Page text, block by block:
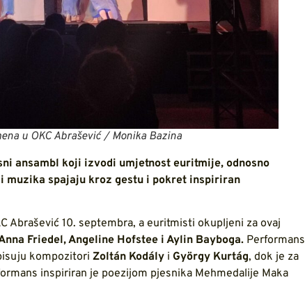
u OKC Abrašević / Monika Bazina
ansambl koji izvodi umjetnost euritmije, odnosno
muzika spajaju kroz gestu i pokret inspiriran
Abrašević 10. septembra, a euritmisti okupljeni za ovaj
Friedel, Angeline Hofstee i Aylin Bayboga. Performans
kompozitori Zoltán Kodályi György Kurtág, dok je za
inspiriran je poezijom pjesnika Mehmedalije Maka